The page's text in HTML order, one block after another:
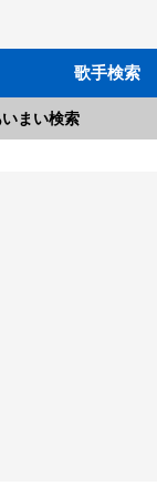
歌手検索
まい検索